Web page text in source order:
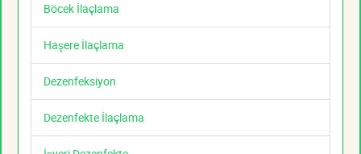
Böcek İlaçlama
Haşere İlaçlama
Dezenfeksiyon
Dezenfekte İlaçlama